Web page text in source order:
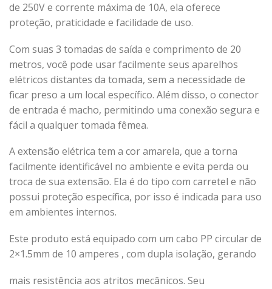
de 250V e corrente máxima de 10A, ela oferece
proteção, praticidade e facilidade de uso.
Com suas 3 tomadas de saída e comprimento de 20
metros, você pode usar facilmente seus aparelhos
elétricos distantes da tomada, sem a necessidade de
ficar preso a um local específico. Além disso, o conector
de entrada é macho, permitindo uma conexão segura e
fácil a qualquer tomada fêmea.
A extensão elétrica tem a cor amarela, que a torna
facilmente identificável no ambiente e evita perda ou
troca de sua extensão. Ela é do tipo com carretel e não
possui proteção específica, por isso é indicada para uso
em ambientes internos.
Este produto está equipado com um cabo PP circular de
2×1.5mm de 10 amperes , com dupla isolação, gerando
mais resistência aos atritos mecânicos. Seu